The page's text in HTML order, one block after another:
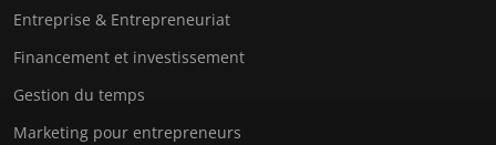
Entreprise & Entrepreneuriat
Financement et investissement
Gestion du temps
Marketing pour entrepreneurs